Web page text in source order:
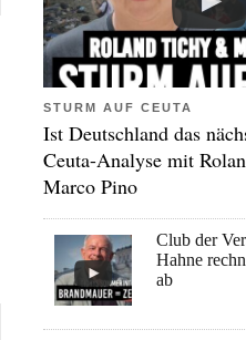
STURM AUF CEUTA
Ist Deutschland das
Ceuta-Analyse mit
Marco Pino
Club der
Hahne
ab